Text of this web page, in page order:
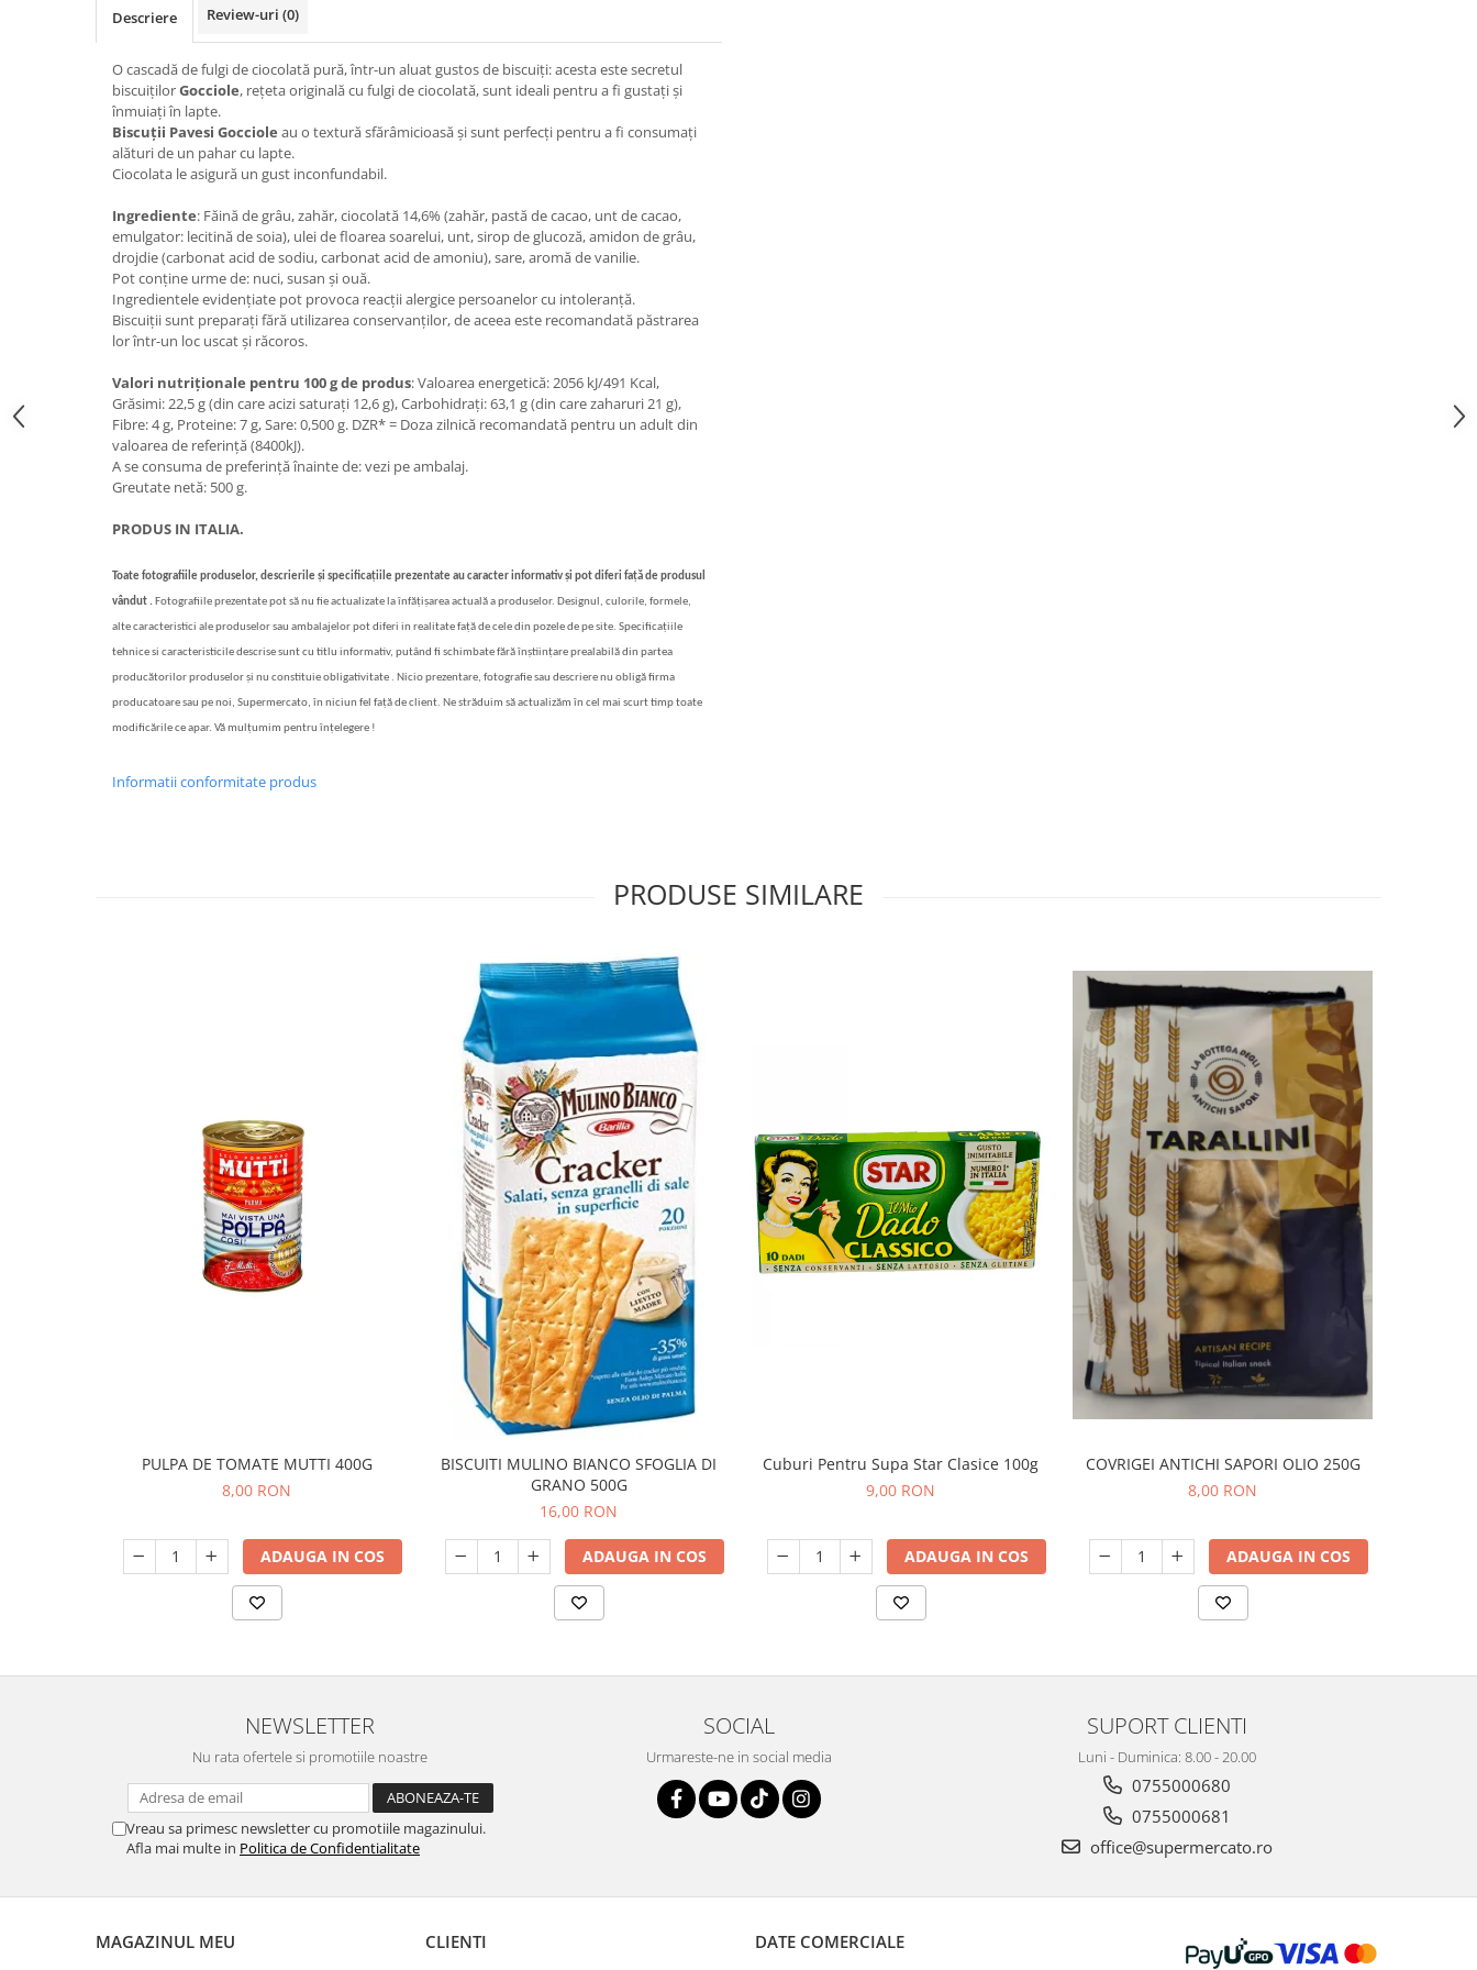
Vinuri italiene
Bauturi aperitive, alcoolice
Sucuri si bauturi racoritoare
Panettone cozonac italian,
Pandoro si Balocco
Produse fara gluten
Produse de panificatie
Produse de patiserie
Descriere Review-uri (0)
O cascadă de fulgi de ciocolată pură, într-un aluat gustos de biscuiți: acesta este secretul
biscuițilorGocciole, rețeta originală cu fulgi de ciocolată, sunt ideali pentru a fi gustați și
înmuiați în lapte.
Biscuţii Pavesi Gocciole au o textură sfărâmicioasă şi sunt perfecţi pentru a fi consumaţi
alături de un pahar cu lapte.
Ciocolata le asigură un gust inconfundabil.
Ingrediente: Făină de grâu, zahăr, ciocolată 14,6% (zahăr, pastă de cacao, unt de cacao,
emulgator: lecitină de soia), ulei de floarea soarelui, unt, sirop de glucoză, amidon de grâu,
drojdie (carbonat acid de sodiu, carbonat acid de amoniu), sare, aromă de vanilie.
Pot conține urme de: nuci, susan și ouă.
Ingredientele evidențiate pot provoca reacții alergice persoanelor cu intoleranță.
Biscuiții sunt preparați fără utilizarea conservanților, de aceea este recomandată păstrarea
lor într-un loc uscat și răcoros.
Valori nutriționale pentru 100 g de produs: Valoarea energetică: 2056 kJ/491 Kcal,
Grăsimi: 22,5 g (din care acizi saturați 12,6 g), Carbohidrați: 63,1 g (din care zaharuri 21 g),
Fibre: 4 g, Proteine: 7 g, Sare: 0,500 g. DZR* = Doza zilnică recomandată pentru un adult din
valoarea de referință (8400kJ).
A se consuma de preferință înainte de: vezi pe ambalaj.
Greutate netă: 500 g.
PRODUS IN ITALIA.
Toate fotografiile produselor, descrierile și specificațiile prezentate au caracter informativ și pot diferi față de produsul
vândut . Fotografiile prezentate pot să nu fie actualizate la înfățișarea actuală a produselor. Designul, culorile, formele,
alte caracteristici ale produselor sau ambalajelor pot diferi in realitate față de cele din pozele de pe site. Specificațiile
tehnice si caracteristicile descrise sunt cu titlu informativ, putând fi schimbate fără înștiințare prealabilă din partea
producătorilor produselor și nu constituie obligativitate . Nicio prezentare, fotografie sau descriere nu obligă firma
producatoare sau pe noi, Supermercato, în niciun fel față de client. Ne străduim să actualizăm în cel mai scurt timp toate
modificările ce apar. Vă mulțumim pentru înțelegere !
Informatii conformitate produs
PRODUSE SIMILARE
PULPA DE TOMATE MUTTI 400G
8,00 RON
ADAUGA IN COS
BISCUITI MULINO BIANCO SFOGLIA DI
GRANO 500G
16,00 RON
ADAUGA IN COS
Cuburi Pentru Supa Star Clasice 100g
9,00 RON
ADAUGA IN COS
COVRIGEI ANTICHI SAPORI OLIO 250G
8,00 RON
ADAUGA IN COS
NEWSLETTER
Nu rata ofertele si promotiile noastre
Vreau sa primesc newsletter cu promotiile magazinului.
Afla mai multe in Politica de Confidentialitate
SOCIAL
Urmareste-ne in social media
SUPORT CLIENTI
Luni - Duminica: 8.00 - 20.00
0755000680
0755000681
office@supermercato.ro
MAGAZINUL MEU CLIENTI DATE COMERCIALE